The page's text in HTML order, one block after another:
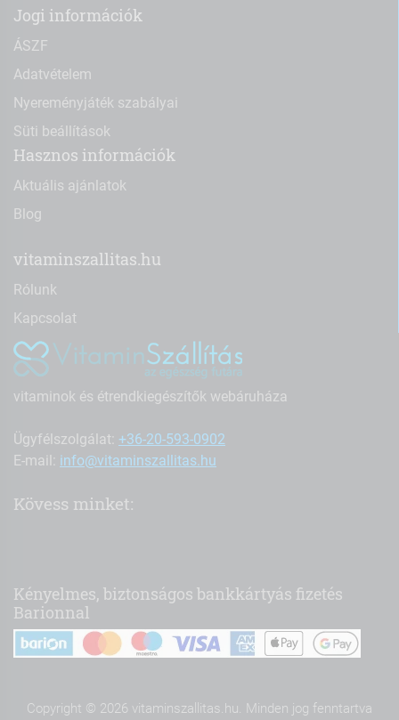
Jogi információk
ÁSZF
Adatvételem
Nyereményjáték szabályai
Süti beállítások
Hasznos információk
Aktuális ajánlatok
Blog
vitaminszallitas.hu
Rólunk
Kapcsolat
vitaminok és étrendkiegészítők webáruháza
Ügyfélszolgálat: +36-20-593-0902
E-mail: info@vitaminszallitas.hu
Kövess minket:
Kényelmes, biztonságos bankkártyás fizetés
Barionnal
Copyright © 2026 vitaminszallitas.hu. Minden jog fenntartva